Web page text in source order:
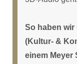
So haben wir
(Kultur- &
einem Meyer